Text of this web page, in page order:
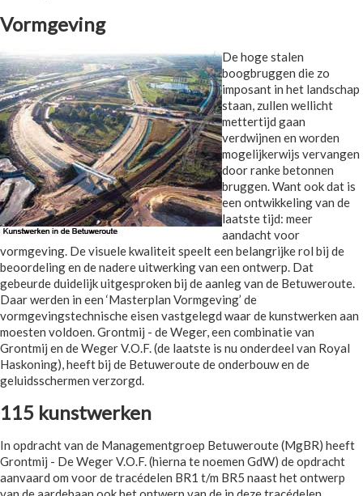
Vormgeving
De hoge stalen
boogbruggen die zo
imposant in het landschap
staan, zullen wellicht
mettertijd gaan
verdwijnen en worden
mogelijkerwijs vervangen
door ranke betonnen
bruggen. Want ook dat is
een ontwikkeling van de
laatste tijd: meer
aandacht voor
vormgeving. De visuele kwaliteit speelt een belangrijke rol bij de
beoordeling en de nadere uitwerking van een ontwerp. Dat
gebeurde duidelijk uitgesproken bij de aanleg van de Betuweroute.
Daar werden in een ‘Masterplan Vormgeving’ de
vormgevingstechnische eisen vastgelegd waar de kunstwerken aan
moesten voldoen. Grontmij - de Weger, een combinatie van
Grontmij en de Weger V.O.F. (de laatste is nu onderdeel van Royal
Haskoning), heeft bij de Betuweroute de onderbouw en de
geluidsschermen verzorgd.
115 kunstwerken
In opdracht van de Managementgroep Betuweroute (MgBR) heeft
Grontmij - De Weger V.O.F. (hierna te noemen GdW) de opdracht
aanvaard om voor de tracédelen BR1 t/m BR5 naast het ontwerp